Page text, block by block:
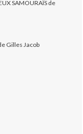
SAMOURAÏS de
Gilles Jacob